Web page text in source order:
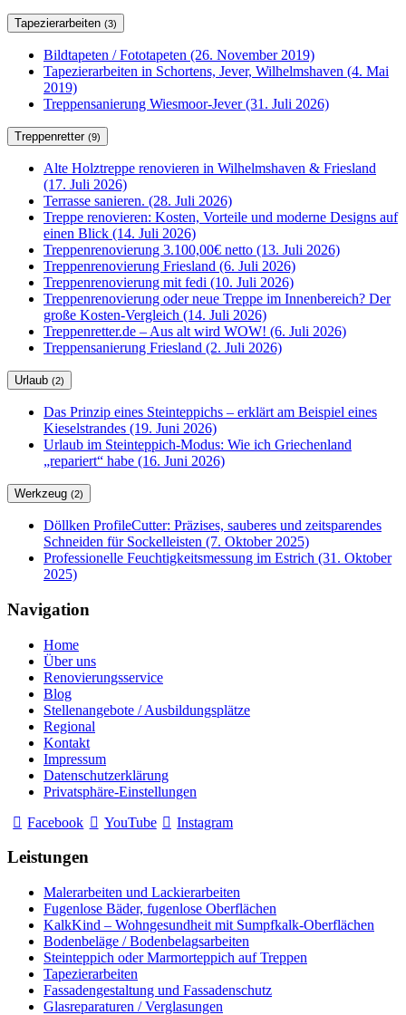
Tapezierarbeiten (3)
Bildtapeten / Fototapeten (26. November 2019)
Tapezierarbeiten in Schortens, Jever, Wilhelmshaven (4. Mai
2019)
Treppensanierung Wiesmoor-Jever (31. Juli 2026)
Treppenretter (9)
Alte Holztreppe renovieren in Wilhelmshaven & Friesland
(17. Juli 2026)
Terrasse sanieren. (28. Juli 2026)
Treppe renovieren: Kosten, Vorteile und moderne Designs auf
einen Blick (14. Juli 2026)
Treppenrenovierung 3.100,00€ netto (13. Juli 2026)
Treppenrenovierung Friesland (6. Juli 2026)
Treppenrenovierung mit fedi (10. Juli 2026)
Treppenrenovierung oder neue Treppe im Innenbereich? Der
große Kosten-Vergleich (14. Juli 2026)
Treppenretter.de – Aus alt wird WOW! (6. Juli 2026)
Treppensanierung Friesland (2. Juli 2026)
Urlaub (2)
Das Prinzip eines Steinteppichs – erklärt am Beispiel eines
Kieselstrandes (19. Juni 2026)
Urlaub im Steinteppich-Modus: Wie ich Griechenland
„repariert“ habe (16. Juni 2026)
Werkzeug (2)
Döllken ProfileCutter: Präzises, sauberes und zeitsparendes
Schneiden für Sockelleisten (7. Oktober 2025)
Professionelle Feuchtigkeitsmessung im Estrich (31. Oktober
2025)
Navigation
Home
Über uns
Renovierungsservice
Blog
Stellenangebote / Ausbildungsplätze
Regional
Kontakt
Impressum
Datenschutzerklärung
Privatsphäre-Einstellungen
Facebook
YouTube Instagram
Leistungen
Malerarbeiten und Lackierarbeiten
Fugenlose Bäder, fugenlose Oberflächen
KalkKind – Wohngesundheit mit Sumpfkalk-Oberflächen
Bodenbeläge / Bodenbelagsarbeiten
Steinteppich oder Marmorteppich auf Treppen
Tapezierarbeiten
Fassadengestaltung und Fassadenschutz
Glasreparaturen / Verglasungen